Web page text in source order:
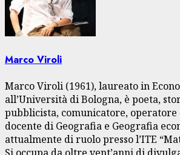
Marco Viroli
Marco Viroli (1961), laureato in
all’Università di Bologna, è poeta,
pubblicista, comunicatore,
docente di Geografia e Geografia
attualmente di ruolo presso l’ITE